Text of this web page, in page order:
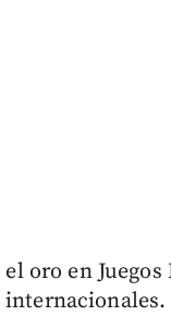
oro en
internacionales.